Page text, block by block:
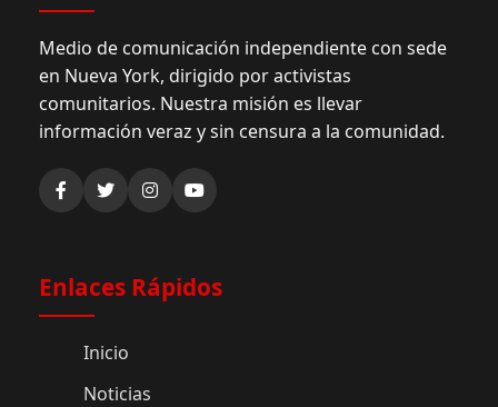
Medio de comunicación independiente con sede
en Nueva York, dirigido por activistas
comunitarios. Nuestra misión es llevar
información veraz y sin censura a la comunidad.
Enlaces Rápidos
Inicio
Noticias